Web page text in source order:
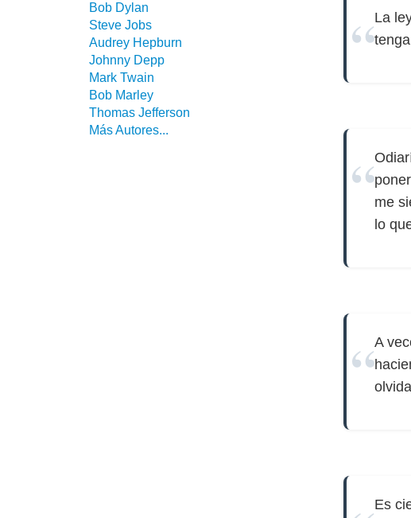
La
me
lo
A
Es
Bob Dylan
Steve Jobs
Audrey Hepburn
Johnny Depp
Mark Twain
Bob Marley
Thomas Jefferson
Más Autores...